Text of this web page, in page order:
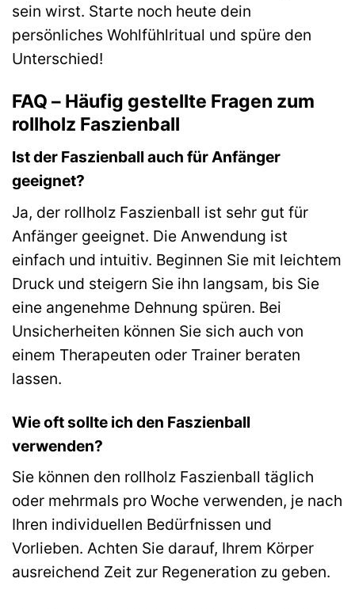
sein wirst. Starte noch heute dein
persönliches Wohlfühlritual und spüre den
Unterschied!
FAQ – Häufig gestellte Fragen zum
rollholz Faszienball
Ist der Faszienball auch für Anfänger
geeignet?
Ja, der rollholz Faszienball ist sehr gut für
Anfänger geeignet. Die Anwendung ist
einfach und intuitiv. Beginnen Sie mit leichtem
Druck und steigern Sie ihn langsam, bis Sie
eine angenehme Dehnung spüren. Bei
Unsicherheiten können Sie sich auch von
einem Therapeuten oder Trainer beraten
lassen.
Wie oft sollte ich den Faszienball
verwenden?
Sie können den rollholz Faszienball täglich
oder mehrmals pro Woche verwenden, je nach
Ihren individuellen Bedürfnissen und
Vorlieben. Achten Sie darauf, Ihrem Körper
ausreichend Zeit zur Regeneration zu geben.